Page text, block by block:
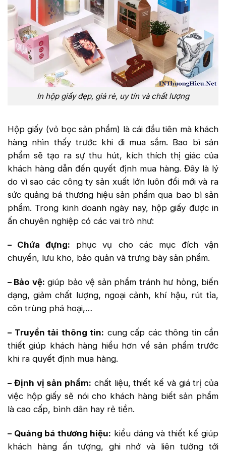
In hộp giấy đẹp, giá rẻ, uy tín và chất lượng
Hộp giấy (vỏ bọc sản phẩm) là cái đầu tiên mà khách
hàng nhìn thấy trước khi đi mua sắm. Bao bì sản
phẩm sẽ tạo ra sự thu hút, kích thích thị giác của
khách hàng dẫn đến quyết định mua hàng. Đây là lý
do vì sao các công ty sản xuất lớn luôn đổi mới và ra
sức quảng bá thương hiệu sản phẩm qua bao bì sản
phẩm. Trong kinh doanh ngày nay, hộp giấy được in
ấn chuyên nghiệp có các vai trò như:
– Chứa đựng: phục vụ cho các mục đích vận
chuyển, lưu kho, bảo quản và trưng bày sản phẩm.
– Bảo vệ: giúp bảo vệ sản phẩm tránh hư hỏng, biến
dạng, giảm chất lượng, ngoại cảnh, khí hậu, rút tỉa,
côn trùng phá hoại,…
– Truyền tải thông tin: cung cấp các thông tin cần
thiết giúp khách hàng hiểu hơn về sản phẩm trước
khi ra quyết định mua hàng.
– Định vị sản phẩm: chất liệu, thiết kế và giá trị của
việc hộp giấy sẽ nói cho khách hàng biết sản phẩm
là cao cấp, bình dân hay rẻ tiền.
– Quảng bá thương hiệu: kiểu dáng và thiết kế giúp
khách hàng ấn tượng, ghi nhớ và liên tưởng tới